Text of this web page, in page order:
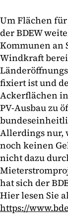
Um Flächen
der BDEW
Kommunen an
Windkraft
fixiert ist und
Ackerflächen
PV-Ausbau zu
Allerdings nur,
noch keinen
nicht dazu
hat sich der
Hier lesen Sie
https://